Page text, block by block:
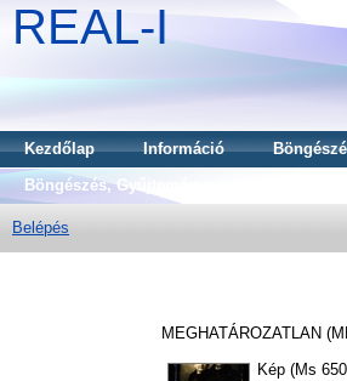
REAL-I
Kezdőlap Információ
Böngészés, Gyűjtemény
Belépés
MEGHATÁROZATLAN
Kép (Ms